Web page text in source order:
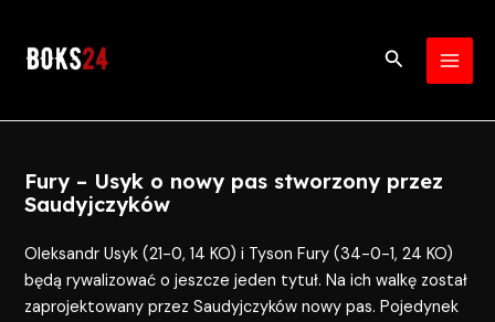
content
Search
Fury – Usyk o nowy pas stworzony przez
Saudyjczyków
Oleksandr Usyk (21-0, 14 KO) i Tyson Fury (34-0-1, 24 KO)
będą rywalizować o jeszcze jeden tytuł. Na ich walkę został
zaprojektowany przez Saudyjczyków nowy pas. Pojedynek